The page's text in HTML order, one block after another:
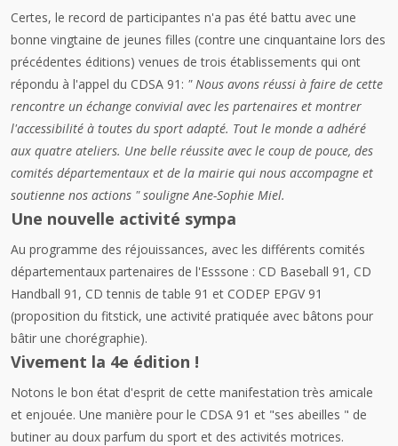
Certes, le record de participantes n'a pas été battu avec une
bonne vingtaine de jeunes filles (contre une cinquantaine lors des
précédentes éditions) venues de trois établissements qui ont
répondu à l'appel du CDSA 91: " Nous avons réussi à faire de cette
rencontre un échange convivial avec les partenaires et montrer
l'accessibilité à toutes du sport adapté. Tout le monde a adhéré
aux quatre ateliers. Une belle réussite avec le coup de pouce, des
comités départementaux et de la mairie qui nous accompagne et
soutienne nos actions " souligne Ane-Sophie Miel.
Une nouvelle activité sympa
Au programme des réjouissances, avec les différents comités
départementaux partenaires de l'Esssone : CD Baseball 91, CD
Handball 91, CD tennis de table 91 et CODEP EPGV 91
(proposition du fitstick, une activité pratiquée avec bâtons pour
bâtir une chorégraphie).
Vivement la 4e édition !
Notons le bon état d'esprit de cette manifestation très amicale
et enjouée. Une manière pour le CDSA 91 et "ses abeilles " de
butiner au doux parfum du sport et des activités motrices.